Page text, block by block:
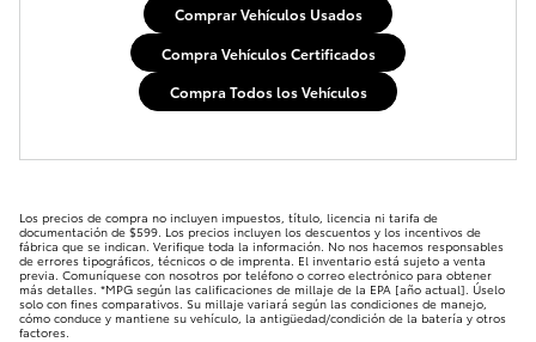
Comprar Vehículos Usados
Compra Vehículos Certificados
Compra Todos los Vehículos
Los precios de compra no incluyen impuestos, título, licencia ni tarifa de
documentación de $599. Los precios incluyen los descuentos y los incentivos de
fábrica que se indican. Verifique toda la información. No nos hacemos responsables
de errores tipográficos, técnicos o de imprenta. El inventario está sujeto a venta
previa. Comuníquese con nosotros por teléfono o correo electrónico para obtener
más detalles. *MPG según las calificaciones de millaje de la EPA [año actual]. Úselo
solo con fines comparativos. Su millaje variará según las condiciones de manejo,
cómo conduce y mantiene su vehículo, la antigüedad/condición de la batería y otros
factores.